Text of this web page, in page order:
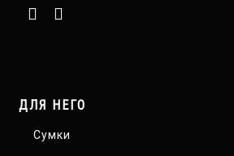
ДЛЯ НЕГО
Сумки